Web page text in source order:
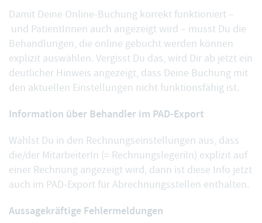
Damit Deine Online-Buchung korrekt funktioniert –
und PatientInnen auch angezeigt wird – musst Du die
Behandlungen, die online gebucht werden können
explizit auswählen. Vergisst Du das, wird Dir ab jetzt ein
deutlicher Hinweis angezeigt, dass Deine Buchung mit
den aktuellen Einstellungen nicht funktionsfähig ist.
Information über Behandler im PAD-Export
Wählst Du in den Rechnungseinstellungen aus, dass
die/der MitarbeiterIn (= RechnungslegeriIn) explizit auf
einer Rechnung angezeigt wird, dann ist diese Info jetzt
auch im PAD-Export für Abrechnungsstellen enthalten.
Aussagekräftige Fehlermeldungen